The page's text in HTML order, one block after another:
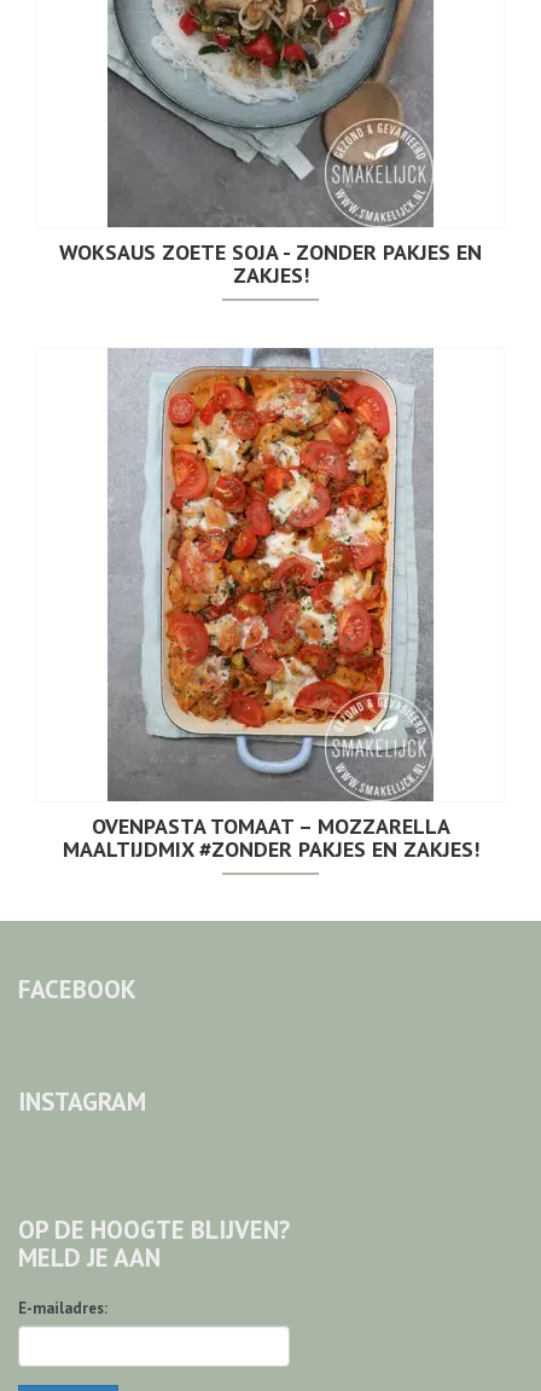
WOKSAUS ZOETE SOJA - ZONDER PAKJES EN
ZAKJES!
OVENPASTA TOMAAT – MOZZARELLA
MAALTIJDMIX #ZONDER PAKJES EN ZAKJES!
FACEBOOK
INSTAGRAM
OP DE HOOGTE BLIJVEN?
MELD JE AAN
E-mailadres: